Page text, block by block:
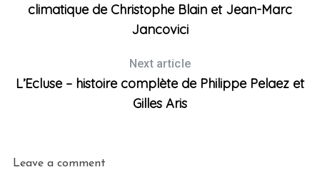
climatique de Christophe Blain et Jean-Marc
Jancovici
Next article
L’Ecluse – histoire complète de Philippe Pelaez et
Gilles Aris
Leave a comment